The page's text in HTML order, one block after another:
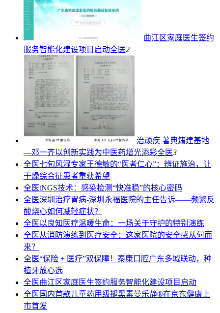
曲江区家庭医生签约
服务智能化建设项目启动全医2
治顽疾 著典籍建基地
—邓一齐以创新实践为中医药增光添彩全医3
全医七旬风湿专家王德敏的“医者仁心”：辨证施治，让
干燥综合征患者重获希望
全医tNGS技术：感染检测“快准稳”的核心密码
全医深圳治疗胃病-深圳永福医院的主任告诉——频繁反
酸烧心如何减轻症状？
全医以良知医疗温暖生命：一场关于守护的特别演练
全医从消防演练到医疗安全：这家医院的安全感从何而
来？
全医“保险 + 医疗”双保障！泰康口腔广东多城联动，种
植牙放心选
全医曲江区家庭医生签约服务智能化建设项目启动
全医 国内首款儿童药用级褪黑素曼乐静®在京东健康上
市首发